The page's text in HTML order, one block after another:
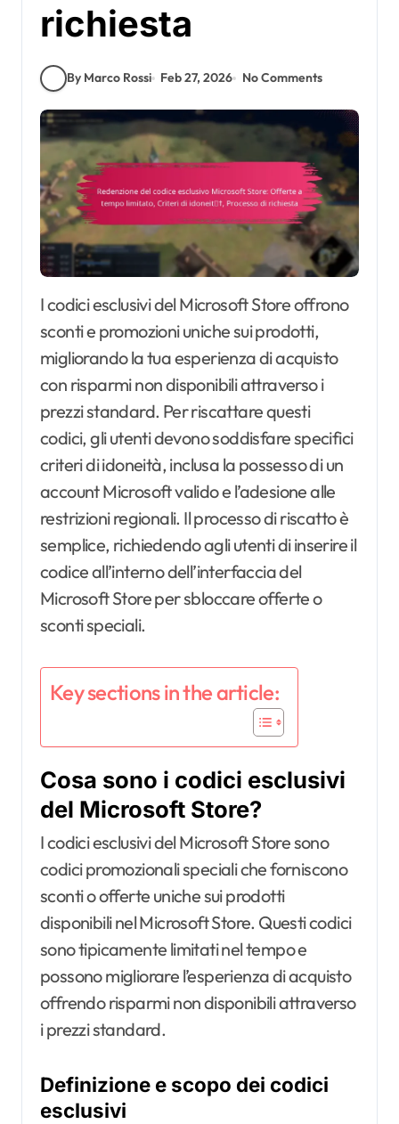
richiesta
By Marco Rossi Feb 27, 2026 No Comments
I codici esclusivi del Microsoft Store offrono
sconti e promozioni uniche sui prodotti,
migliorando la tua esperienza di acquisto
con risparmi non disponibili attraverso i
prezzi standard. Per riscattare questi
codici, gli utenti devono soddisfare specifici
criteri di idoneità, inclusa la possesso di un
account Microsoft valido e l’adesione alle
restrizioni regionali. Il processo di riscatto è
semplice, richiedendo agli utenti di inserire il
codice all’interno dell’interfaccia del
Microsoft Store per sbloccare offerte o
sconti speciali.
Key sections in the article:
Cosa sono i codici esclusivi
del Microsoft Store?
I codici esclusivi del Microsoft Store sono
codici promozionali speciali che forniscono
sconti o offerte uniche sui prodotti
disponibili nel Microsoft Store. Questi codici
sono tipicamente limitati nel tempo e
possono migliorare l’esperienza di acquisto
offrendo risparmi non disponibili attraverso
i prezzi standard.
Definizione e scopo dei codici
esclusivi